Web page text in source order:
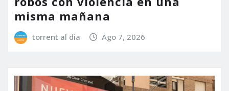
misma mañana
torrent al dia Ago 7, 2026